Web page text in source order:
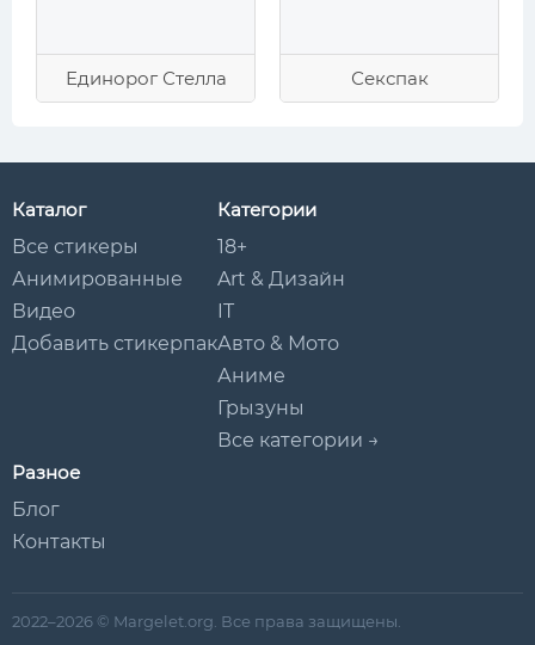
Единорог Стелла Секспак
Каталог
Все стикеры
Анимированные
Видео
Добавить стикерпак
Категории
18+
Art & Дизайн
IT
Авто & Мото
Аниме
Грызуны
Все категории →
Разное
Блог
Контакты
2022–2026 © Margelet.org. Все права защищены.